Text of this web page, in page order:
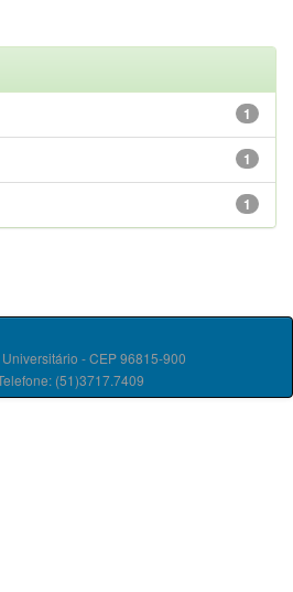
1
1
1
- CEP 96815-900
(51)3717.7409